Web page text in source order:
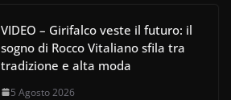
VIDEO – Girifalco veste il futuro: il
sogno di Rocco Vitaliano sfila tra
tradizione e alta moda
5 Agosto 2026